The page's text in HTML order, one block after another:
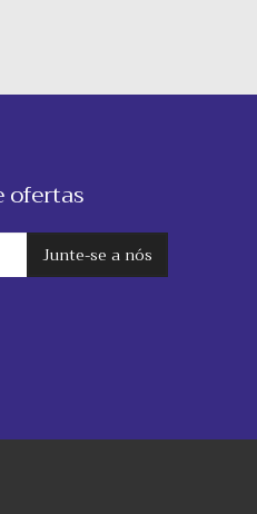
ofertas
Junte-se a nós